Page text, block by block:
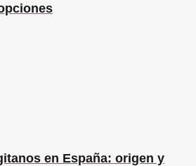
en España: origen y